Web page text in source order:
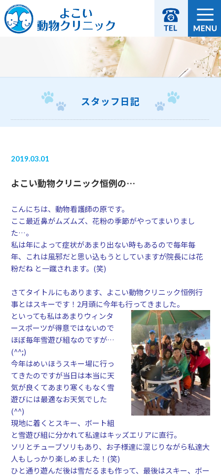
スタッフ日記
2019.03.01
よこい動物クリニック恒例の…
こんにちは、動物看護師の原です。
ここ最近鼻がムズムズ、花粉の季節がやってまいりまし
た…。
私は年によって症状があまり出ない時もあるので毎年毎
年、これは風邪だと思い込もうとしていますが院長には花
粉だね と一蹴されます。(笑)
さてタイトルにもあります、よこい動物クリニック恒例行
事とはスキーです！2月頭に今年も行ってき ました。
といっても私はあまりウィンタ
ースポーツが得意ではないので
ほぼ毎年雪遊び組なのですが…
(^^;)
今年はめいほうスキー場に行っ
てきたのですが当日は本当に天
気が良くてあまり寒くもなく雪
遊びには最適なお天気でした
(^^)
現地に着くとスキー、ボート組
と雪遊び組に分かれて私達はキッズエリアに直行。
ソリとチューブソリもあり、お子様達に混じりながら私達大
人もしっかり楽しめました！(笑)
ひと通り遊んだ後は雪だるまも作って、最後はスキー、ボー